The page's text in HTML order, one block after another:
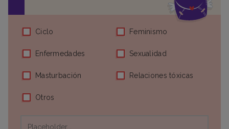
Ciclo Feminismo
Enfermedades Sexualidad
Masturbación Relaciones tóxicas
Otros